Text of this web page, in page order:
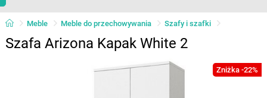
Meble Meble do przechowywania Szafy i szafki
Szafa Arizona Kapak White 2
Zniżka -22%